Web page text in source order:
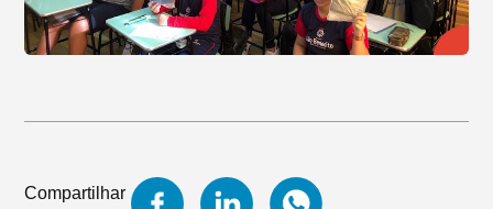
Compartilhar